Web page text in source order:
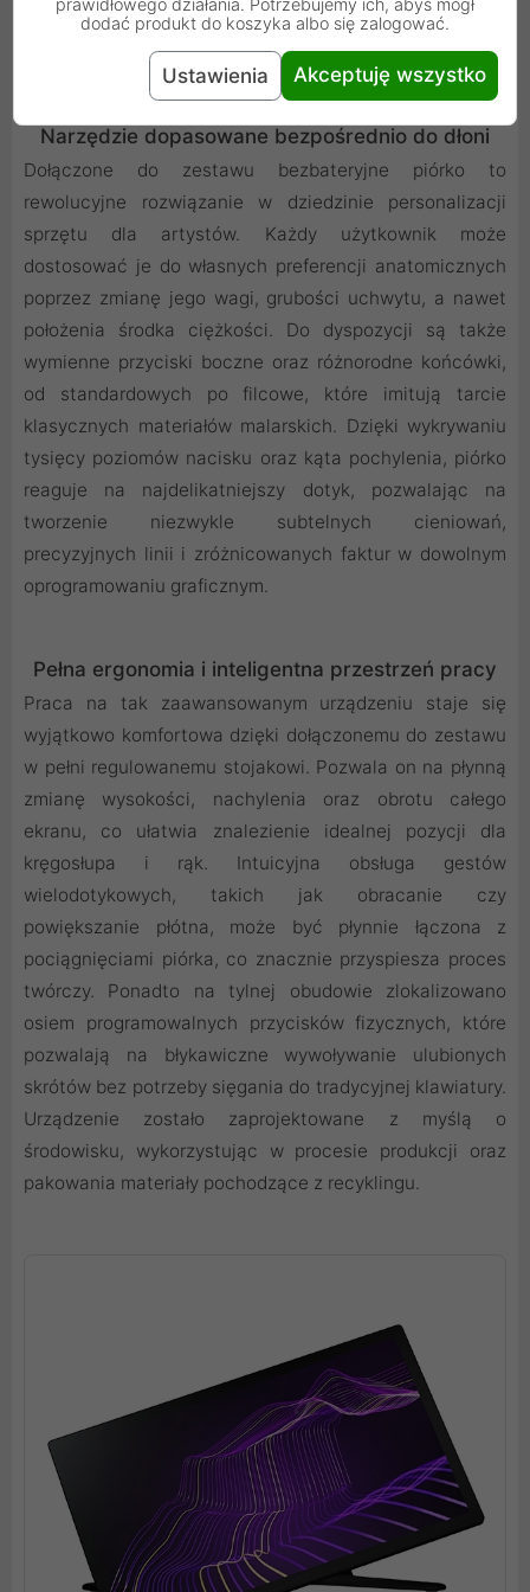
jest tak naturalne, jak praca z tradycyjnym ołówkiem i
Narzędzie dopasowane bezpośrednio do dłoni
Dołączone do zestawu bezbateryjne piórko to
rewolucyjne rozwiązanie w dziedzinie personalizacji
sprzętu dla artystów. Każdy użytkownik może
dostosować je do własnych preferencji anatomicznych
poprzez zmianę jego wagi, grubości uchwytu, a nawet
położenia środka ciężkości. Do dyspozycji są także
wymienne przyciski boczne oraz różnorodne końcówki,
od standardowych po filcowe, które imitują tarcie
klasycznych materiałów malarskich. Dzięki wykrywaniu
tysięcy poziomów nacisku oraz kąta pochylenia, piórko
reaguje na najdelikatniejszy dotyk, pozwalając na
tworzenie niezwykle subtelnych cieniowań,
precyzyjnych linii i zróżnicowanych faktur w dowolnym
oprogramowaniu graficznym.
Pełna ergonomia i inteligentna przestrzeń pracy
Praca na tak zaawansowanym urządzeniu staje się
wyjątkowo komfortowa dzięki dołączonemu do zestawu
w pełni regulowanemu stojakowi. Pozwala on na płynną
zmianę wysokości, nachylenia oraz obrotu całego
ekranu, co ułatwia znalezienie idealnej pozycji dla
kręgosłupa i rąk. Intuicyjna obsługa gestów
wielodotykowych, takich jak obracanie czy
powiększanie płótna, może być płynnie łączona z
pociągnięciami piórka, co znacznie przyspiesza proces
twórczy. Ponadto na tylnej obudowie zlokalizowano
osiem programowalnych przycisków fizycznych, które
pozwalają na błykawiczne wywoływanie ulubionych
skrótów bez potrzeby sięgania do tradycyjnej klawiatury.
Urządzenie zostało zaprojektowane z myślą o
środowisku, wykorzystując w procesie produkcji oraz
pakowania materiały pochodzące z recyklingu.
prawidłowego działania. Potrzebujemy ich, abyś mógł
dodać produkt do koszyka albo się zalogować.
Ustawienia Akceptuję wszystko